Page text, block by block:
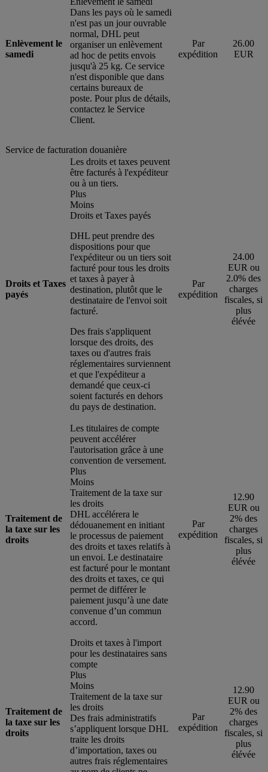
Enlèvement le
samedi
Dans les pays où le samedi
n'est pas un jour ouvrable
normal, DHL peut
organiser un enlèvement
ad hoc de petits envois
jusqu'à 25 kg. Ce service
n'est disponible que dans
certains bureaux de
poste. Pour plus de détails,
contactez le Service
Client.
Par
expédition
26.00
EUR
Service de facturation douanière
Droits et Taxes
payés
Les droits et taxes peuvent
être facturés à l'expéditeur
ou à un tiers.
Plus
Moins
Droits et Taxes payés
DHL peut prendre des
dispositions pour que
l'expéditeur ou un tiers soit
facturé pour tous les droits
et taxes à payer à
destination, plutôt que le
destinataire de l'envoi soit
facturé.
Des frais s'appliquent
lorsque des droits, des
taxes ou d'autres frais
réglementaires surviennent
et que l'expéditeur a
demandé que ceux-ci
soient facturés en dehors
du pays de destination.
Par
expédition
24.00
EUR ou
2.0% des
charges
fiscales, si
plus
élévée
Traitement de
la taxe sur les
droits
Les titulaires de compte
peuvent accélérer
l'autorisation grâce à une
convention de versement.
Plus
Moins
Traitement de la taxe sur
les droits
DHL accélérera le
dédouanement en initiant
le processus de paiement
des droits et taxes relatifs à
un envoi. Le destinataire
est facturé pour le montant
des droits et taxes, ce qui
permet de différer le
paiement jusqu’à une date
convenue d’un commun
accord.
Par
expédition
12.90
EUR ou
2% des
charges
fiscales, si
plus
élévée
Traitement de
la taxe sur les
droits
Droits et taxes à l'import
pour les destinataires sans
compte
Plus
Moins
Traitement de la taxe sur
les droits
Des frais administratifs
s’appliquent lorsque DHL
traite les droits
d’importation, taxes ou
autres frais réglementaires
Par
expédition
12.90
EUR ou
2% des
charges
fiscales, si
plus
élévée